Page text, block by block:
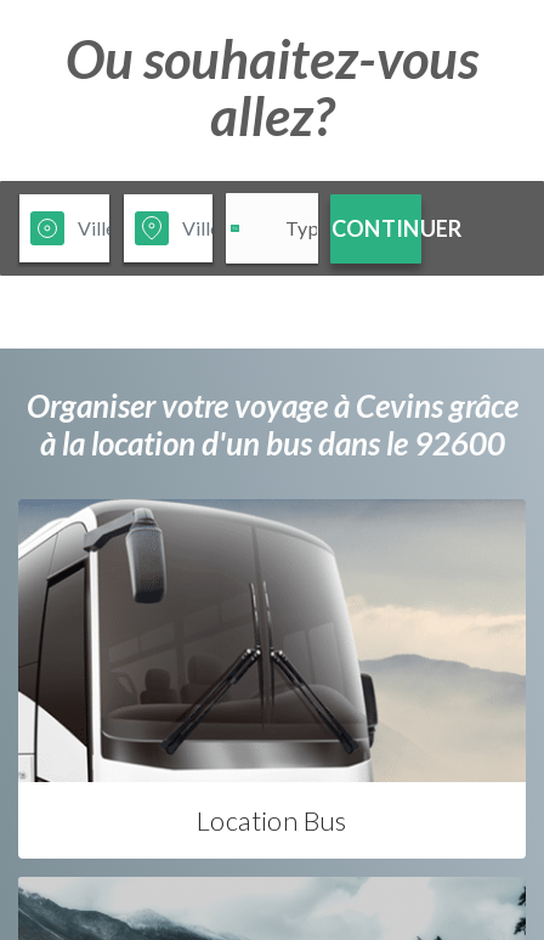
Ou souhaitez-vous
allez?
CONTINUER
Organiser votre voyage à Cevins grâce
à la location d'un bus dans le 92600
Location Bus